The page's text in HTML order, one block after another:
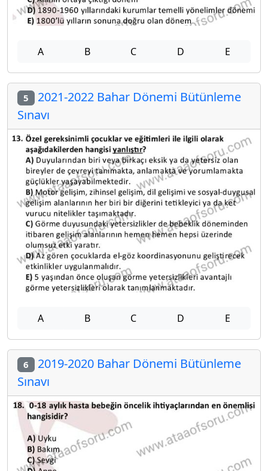
A B C D E
5 2021-2022 Bahar Dönemi Bütünleme
Sınavı
A B C D E
6 2019-2020 Bahar Dönemi Bütünleme
Sınavı